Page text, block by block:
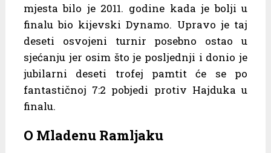
mjesta bilo je 2011. godine kada je bolji u
finalu bio kijevski Dynamo. Upravo je taj
deseti osvojeni turnir posebno ostao u
sjećanju jer osim što je posljednji i donio je
jubilarni deseti trofej pamtit će se po
fantastičnoj 7:2 pobjedi protiv Hajduka u
finalu.
O Mladenu Ramljaku